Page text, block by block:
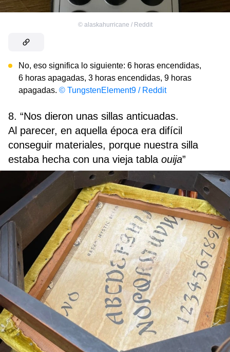
© alaskahurricane / Reddit
No, eso significa lo siguiente: 6 horas encendidas,
6 horas apagadas, 3 horas encendidas, 9 horas
apagadas. © TungstenElement9 / Reddit
8. “Nos dieron unas sillas anticuadas.
Al parecer, en aquella época era difícil
conseguir materiales, porque nuestra silla
estaba hecha con una vieja tabla ouija”